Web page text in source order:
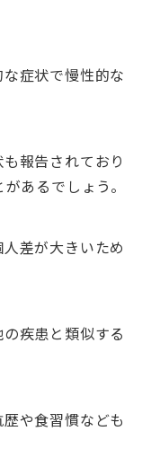
症状で慢性的な
報告されており
あるでしょう。
差が大きいため
疾患と類似する
や食習慣なども